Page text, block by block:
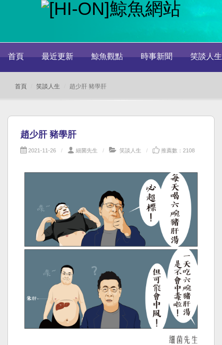
首頁 最近更新 鯨魚觀點 時事新聞 笑談人生
首頁 笑談人生 趙少肝 豬學肝
趙少肝 豬學肝
2021-11-26 細菌先生 笑談人生 推薦數：2108